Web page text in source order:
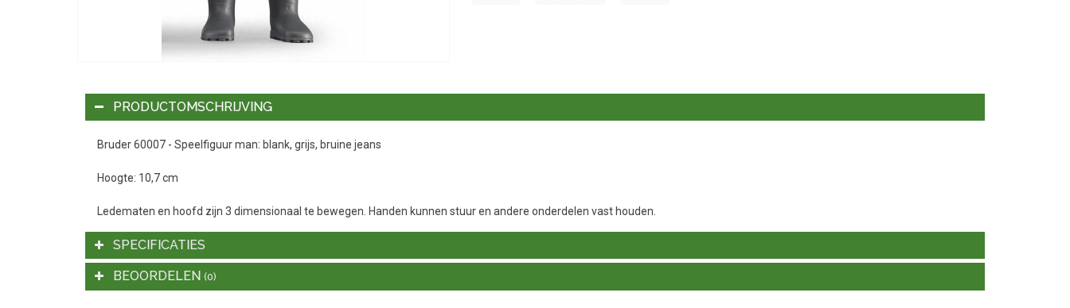
PRODUCTOMSCHRIJVING
Bruder 60007 - Speelfiguur man: blank, grijs, bruine jeans
Hoogte: 10,7 cm
Ledematen en hoofd zijn 3 dimensionaal te bewegen. Handen kunnen stuur en andere onderdelen vast houden.
SPECIFICATIES
BEOORDELEN (0)